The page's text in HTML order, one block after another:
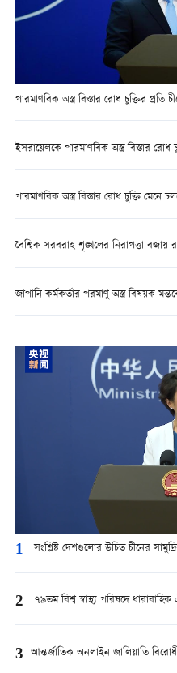
পারমাণবিক অস্ত্র বিস্তার রোধ চুক্তির প্রতি
ইসরায়েলকে পারমাণবিক অস্ত্র বিস্তার রোধ
পারমাণবিক অস্ত্র বিস্তার রোধ চুক্তি মেনে
বৈশ্বিক সরবরাহ-শৃঙ্খলের নিরাপত্তা বজায়
জাপানি কর্মকর্তার পরমাণু অস্ত্র বিষয়ক
1 সংশ্লিষ্ট দেশগুলোর উচিত চীনের
2 ৭৯তম বিশ্ব স্বাস্থ্য পরিষদে
3 আন্তর্জাতিক অনলাইন জালিয়াতি